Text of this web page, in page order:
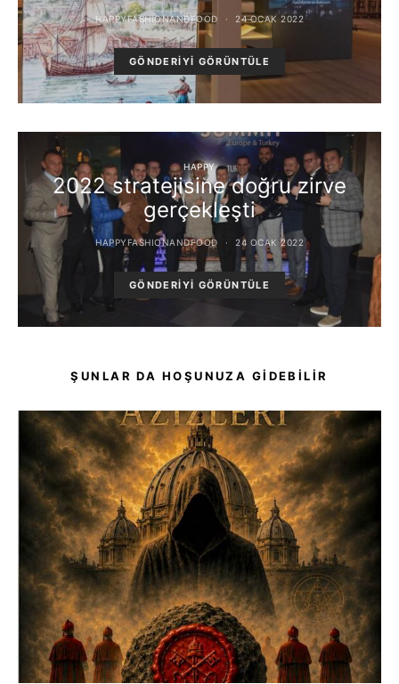
HAPPYFASHIONANDFOOD 24 OCAK 2022
GÖNDERIYI GÖRÜNTÜLE
HAPPY
2022 stratejisine doğru zirve
gerçekleşti
HAPPYFASHIONANDFOOD 24 OCAK 2022
GÖNDERIYI GÖRÜNTÜLE
ŞUNLAR DA HOŞUNUZA GIDEBILIR